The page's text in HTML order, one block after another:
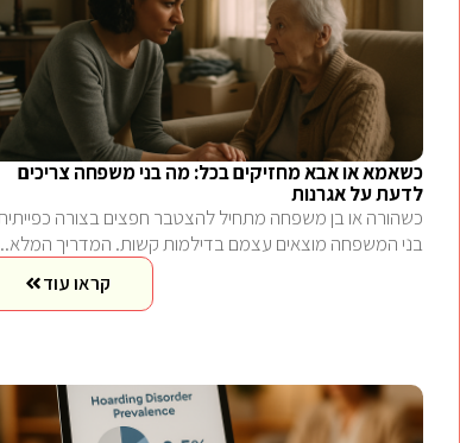
כשאמא או אבא מחזיקים בכל: מה בני משפחה צריכים
לדעת על אגרנות
כשהורה או בן משפחה מתחיל להצטבר חפצים בצורה
בני המשפחה מוצאים עצמם בדילמות קשות. המדריך המלא..
קראו עוד